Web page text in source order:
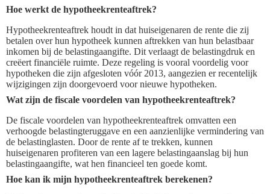
Hoe werkt de hypotheekrenteaftrek?
Hypotheekrenteaftrek houdt in dat huiseigenaren de rente die zij
betalen over hun hypotheek kunnen aftrekken van hun belastbaar
inkomen bij de belastingaangifte. Dit verlaagt de belastingdruk en
creëert financiële ruimte. Deze regeling is vooral voordelig voor
hypotheken die zijn afgesloten vóór 2013, aangezien er recentelijk
wijzigingen zijn doorgevoerd voor nieuwe hypotheken.
Wat zijn de fiscale voordelen van hypotheekrenteaftrek?
De fiscale voordelen van hypotheekrenteaftrek omvatten een
verhoogde belastingteruggave en een aanzienlijke vermindering van
de belastinglasten. Door de rente af te trekken, kunnen
huiseigenaren profiteren van een lagere belastingaanslag bij hun
belastingaangifte, wat hen financieel ten goede komt.
Hoe kan ik mijn hypotheekrenteaftrek berekenen?